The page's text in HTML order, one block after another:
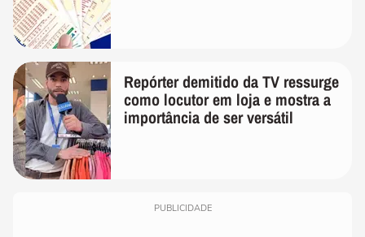
Repórter demitido da TV ressurge
como locutor em loja e mostra a
importância de ser versátil
PUBLICIDADE